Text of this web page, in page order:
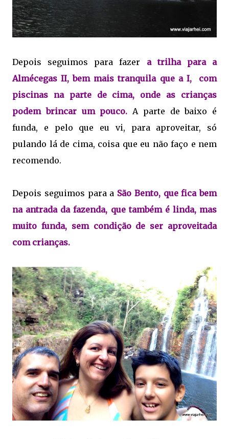
Depois seguimos para fazer a trilha para a
Almécegas II, bem mais tranquila que a I, com
piscinas na parte de cima, onde as crianças
podem brincar um pouco. A parte de baixo é
funda, e pelo que eu vi, para aproveitar, só
pulando lá de cima, coisa que eu não faço e nem
recomendo.
Depois seguimos para a São Bento, que fica bem
na antrada da fazenda, que também é linda, mas
muito funda, sem condição de ser aproveitada
com crianças.